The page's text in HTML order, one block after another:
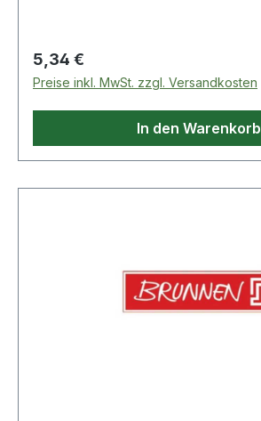
Regulärer Preis:
5,34 €
Preise inkl. MwSt. zzgl. Versandkosten
In den Warenkorb